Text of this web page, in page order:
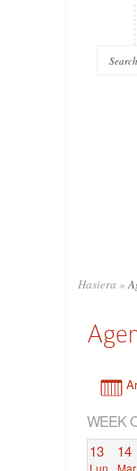
Hasiera »
WEEK
13
Lun
14
Mar
7:00